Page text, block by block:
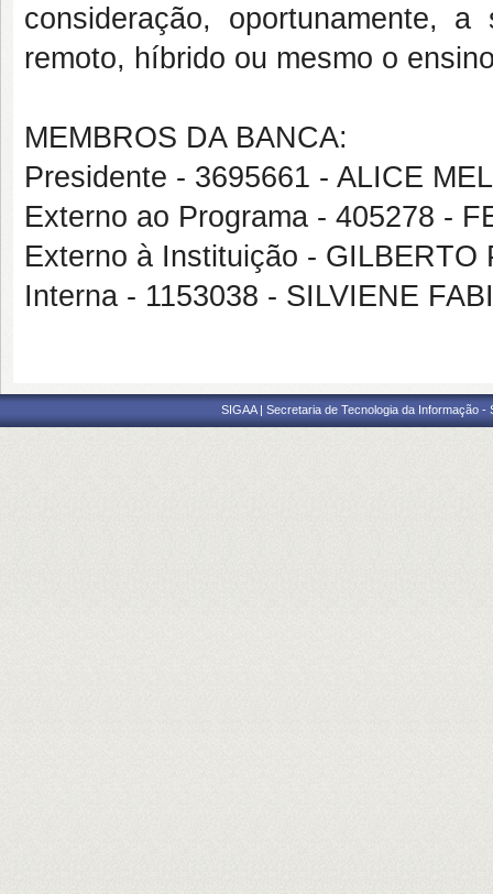
consideração, oportunamente,
remoto, híbrido ou mesmo o
MEMBROS DA BANCA:
Presidente - 3695661 - ALICE
Externo ao Programa - 405278 -
Externo à Instituição - GILBERTO
Interna - 1153038 - SILVIENE
SIGAA | Secretaria de Tecnologia da Informação